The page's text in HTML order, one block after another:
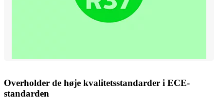
Overholder de høje kvalitetsstandarder i ECE-
standarden